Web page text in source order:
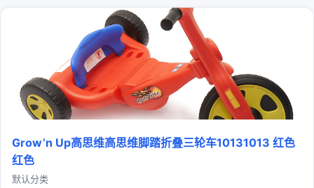
Grow’n Up高思维高思维脚踏折叠三轮车10131013 红色
红色
默认分类